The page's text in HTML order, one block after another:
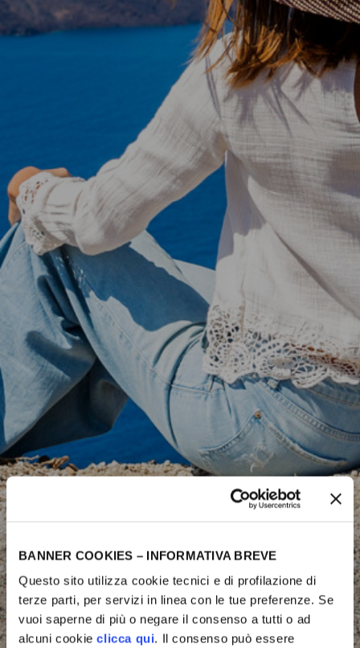
BANNER COOKIES – INFORMATIVA BREVE
Questo sito utilizza cookie tecnici e di profilazione di
terze parti, per servizi in linea con le tue preferenze. Se
vuoi saperne di più o negare il consenso a tutti o ad
alcuni cookieclicca qui. Il consenso può essere